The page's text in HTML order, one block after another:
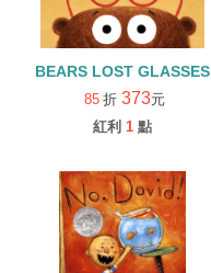
BEARS LOST GLASSES
85 折 373元
紅利 1 點